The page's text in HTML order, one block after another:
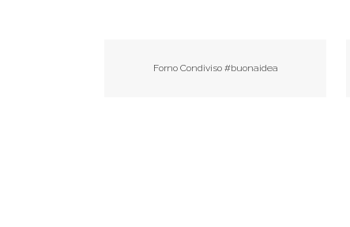
Forno Condiviso #buonaidea